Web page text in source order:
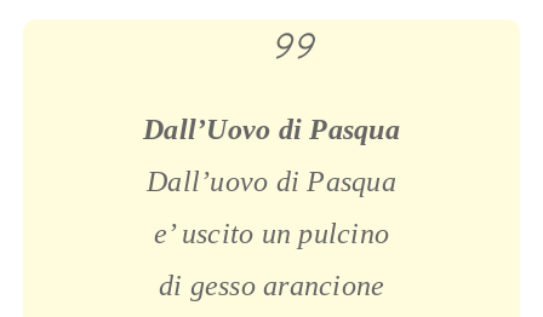
Dall’Uovo di Pasqua
Dall’uovo di Pasqua
e’ uscito un pulcino
di gesso arancione